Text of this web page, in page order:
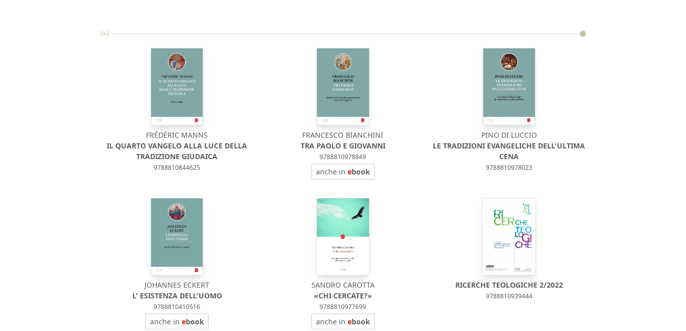
FRÉDÉRIC MANNS
IL QUARTO VANGELO ALLA LUCE DELLA
TRADIZIONE GIUDAICA
9788810844625
FRANCESCO BIANCHINI
TRA PAOLO E GIOVANNI
9788810978849
anche in ebook
PINO DI LUCCIO
LE TRADIZIONI EVANGELICHE DELL'ULTIMA
CENA
9788810978023
JOHANNES ECKERT
L' ESISTENZA DELL'UOMO
9788810410516
anche in ebook
SANDRO CAROTTA
«CHI CERCATE?»
9788810977699
anche in ebook
RICERCHE TEOLOGICHE 2/2022
9788810939444